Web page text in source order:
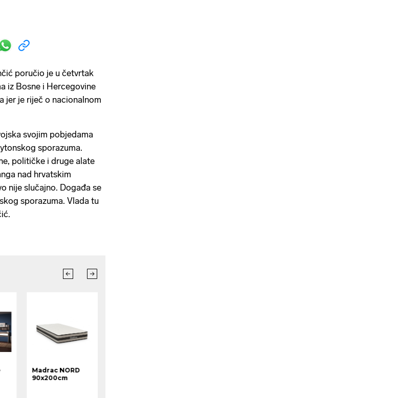
poručio je u četvrtak
iz Bosne i Hercegovine
jer je riječ o nacionalnom
svojim pobjedama
sporazuma.
političke i druge alate
nad hrvatskim
nije slučajno. Događa se
sporazuma. Vlada tu